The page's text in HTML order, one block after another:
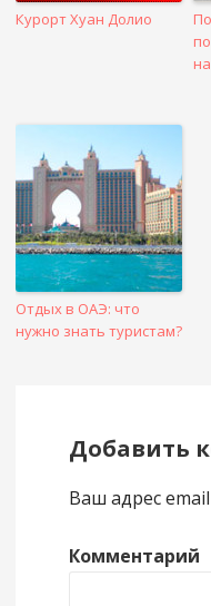
Курорт Хуан Долио
Отдых в ОАЭ: что
нужно знать туристам?
Добавить
Ваш адрес
Комментарий